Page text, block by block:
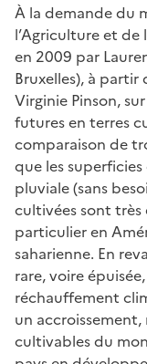
À la demande du
l’Agriculture et de
en 2009 par
Bruxelles), à partir
Virginie Pinson,
futures en terres
comparaison de
que les
pluviale (sans
cultivées sont très
particulier en
saharienne. En
rare, voire
réchauffement
un
cultivables du